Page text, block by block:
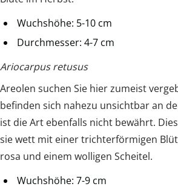
Wuchshöhe: 5-10 cm
Durchmesser: 4-7 cm
Ariocarpus retusus
Areolen suchen Sie hier zumeist
befinden sich nahezu unsichtbar an
ist die Art ebenfalls nicht bewährt.
sie wett mit einer trichterförmigen
rosa und einem wolligen Scheitel.
Wuchshöhe: 7-9 cm